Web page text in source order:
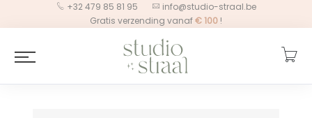
+32 479 85 81 95
info@studio-straal.be
Gratis verzending vanaf€100 !